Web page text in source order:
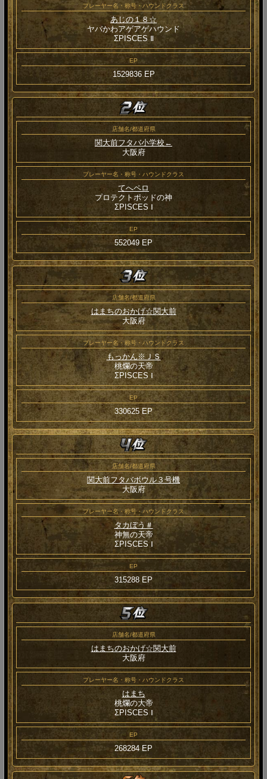
プレーヤー名・称号・ハウンドクラス
あじの１８☆
ヤバかわアゲアゲハウンド
ΣPISCES Ⅱ
EP
1529836 EP
店舗名/都道府県
関大前フタバ小学校←
大阪府
プレーヤー名・称号・ハウンドクラス
てへペロ
プロテクトポッドの神
ΣPISCES Ⅰ
EP
552049 EP
店舗名/都道府県
はまちのおかげ☆関大前
大阪府
プレーヤー名・称号・ハウンドクラス
もっかん※ＪＳ
桃爛の天帝
ΣPISCES Ⅰ
EP
330625 EP
店舗名/都道府県
関大前フタバボウル３号機
大阪府
プレーヤー名・称号・ハウンドクラス
タカぼう＃
神無の天帝
ΣPISCES Ⅰ
EP
315288 EP
店舗名/都道府県
はまちのおかげ☆関大前
大阪府
プレーヤー名・称号・ハウンドクラス
はまち
桃爛の大帝
ΣPISCES Ⅰ
EP
268284 EP